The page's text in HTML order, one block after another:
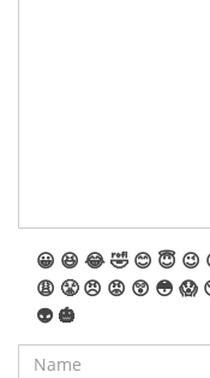
😀 😆 😂🤣 😊 😇 😉
😩 😤 😠 😡 😲 😳 😱
👽 🎃